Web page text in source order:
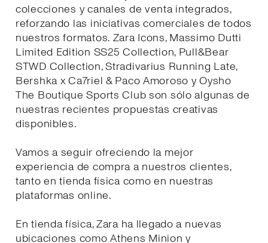
colecciones y canales de venta integrados,
reforzando las iniciativas comerciales de todos
nuestros formatos. Zara Icons, Massimo Dutti
Limited Edition SS25 Collection, Pull&Bear
STWD Collection, Stradivarius Running Late,
Bershka x Ca7riel & Paco Amoroso y Oysho
The Boutique Sports Club son sólo algunas de
nuestras recientes propuestas creativas
disponibles.
Vamos a seguir ofreciendo la mejor
experiencia de compra a nuestros clientes,
tanto en tienda física como en nuestras
plataformas online.
En tienda física, Zara ha llegado a nuevas
ubicaciones como Athens Minion y